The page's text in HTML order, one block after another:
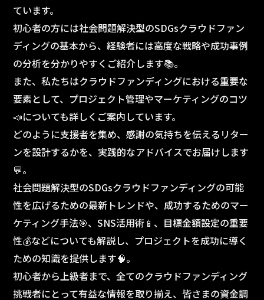
ています。
初心者の方には社会問題解決型のSDGsクラウドファン
ディングの基本から、経験者には高度な戦略や成功事例
の分析を分かりやすくご紹介します📚。
また、私たちはクラウドファンディングにおける重要な
要素として、プロジェクト管理やマーケティングのコツ
📣についても詳しくご案内しています。
どのように支援者を集め、感謝の気持ちを伝えるリター
ンを設計するかを、実践的なアドバイスでお届けします
💬。
社会問題解決型のSDGsクラウドファンディングの可能
性を広げるための最新トレンドや、成功するためのマー
ケティング手法🎯、SNS活用術📱、目標金額設定の重要
性💰などについても解説し、プロジェクトを成功に導く
ための知識を提供します🧠。
初心者から上級者まで、全てのクラウドファンディング
挑戦者にとって有益な情報を取り揃え、皆さまの資金調